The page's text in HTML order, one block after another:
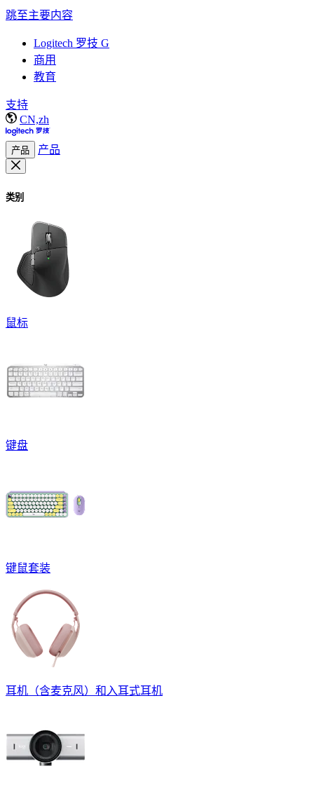
跳至主要内容
Logitech 罗技 G
商用
教育
支持
CN,zh
产品 产品
类别
鼠标
键盘
键鼠套装
耳机（含麦克风）和入耳式耳机